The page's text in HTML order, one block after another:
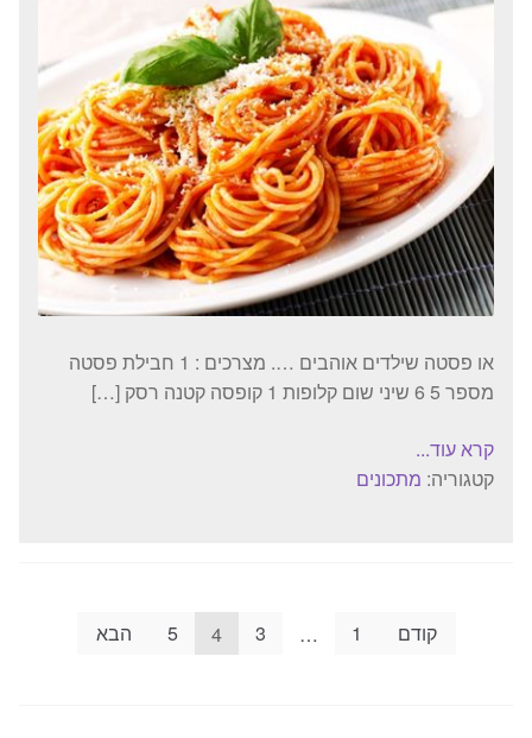
או פסטה שילדים אוהבים …. מצרכים : 1 חבילת פסטה
מספר 5 6 שיני שום קלופות 1 קופסה קטנה רסק […]
קרא עוד...
קטגוריה: מתכונים
קודם 1
…
3
4
5 הבא